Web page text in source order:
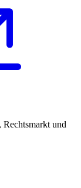
und